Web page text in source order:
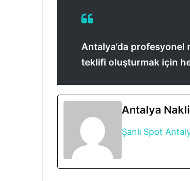
Antalya’da
teklifi oluşturmak için
Antalya
Şanlı Spot